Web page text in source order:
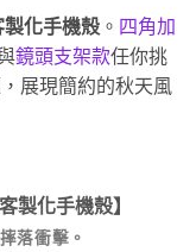
製化手機殼 。 四角加
鏡頭支架款任你挑
展現簡約的秋天風
客製化手機殼】
落衝擊。